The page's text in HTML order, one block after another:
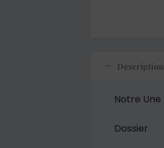
Description
Notre Une
Dossier